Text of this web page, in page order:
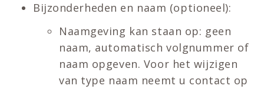
Bijzonderheden en naam (optioneel):
Naamgeving kan staan op: geen
naam, automatisch volgnummer of
naam opgeven. Voor het wijzigen
van type naam neemt u contact op